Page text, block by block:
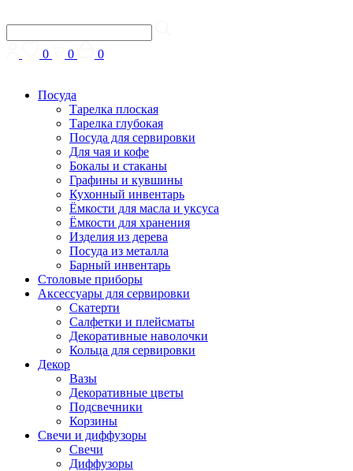
0 0 0
Посуда
Тарелка плоская
Тарелка глубокая
Посуда для сервировки
Для чая и кофе
Бокалы и стаканы
Графины и кувшины
Кухонный инвентарь
Ёмкости для масла и уксуса
Ёмкости для хранения
Изделия из дерева
Посуда из металла
Барный инвентарь
Столовые приборы
Аксессуары для сервировки
Скатерти
Cалфетки и плейсматы
Декоративные наволочки
Кольца для сервировки
Декор
Вазы
Декоративные цветы
Подсвечники
Корзины
Свечи и диффузоры
Свечи
Диффузоры